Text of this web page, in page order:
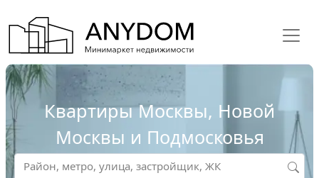
Квартиры Москвы, Новой
Москвы и Подмосковья
Район, метро, улица, застройщик, ЖК